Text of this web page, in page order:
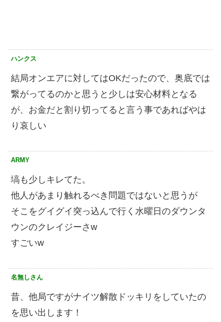
ハンクス
結局オンエアに対してはOKだったので、奥底では
繋がってるのかと思うと少しは安心材料となる
が、お金だと割り切ってると言う事であればやは
り哀しい
ARMY
塙も少しキレてた。
他人があまり触れるべき問題ではないと思うが
そこをグイグイ突っ込んで行く水曜日のダウンタ
ウンのクレイジーさw
すごいw
名無しさん
昔、他局ですがナイツ解散ドッキリをしていたの
を思い出します！